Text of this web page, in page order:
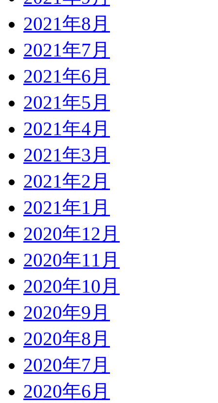
2021年8月
2021年7月
2021年6月
2021年5月
2021年4月
2021年3月
2021年2月
2021年1月
2020年12月
2020年11月
2020年10月
2020年9月
2020年8月
2020年7月
2020年6月